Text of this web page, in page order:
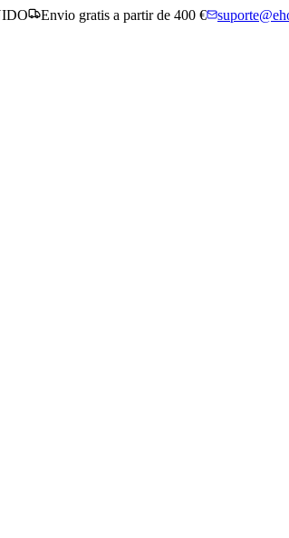
Envio gratis a partir de 400 €